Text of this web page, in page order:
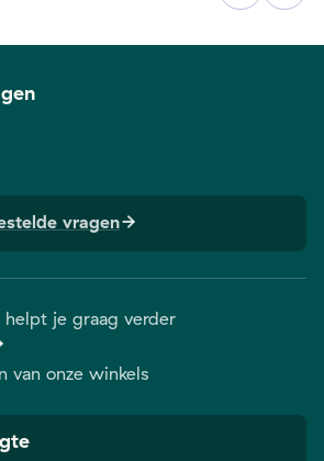
vragen
helpt je graag verder
van onze winkels